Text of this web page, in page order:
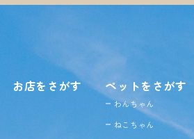
お店をさがす ペットをさがす
わんちゃん
ねこちゃん